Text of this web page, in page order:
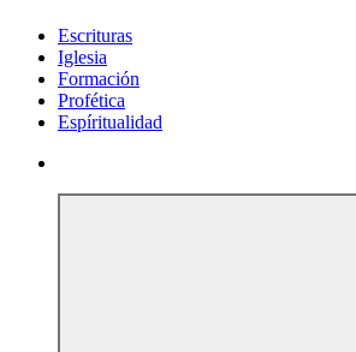
Escrituras
Iglesia
Formación
Profética
Espíritualidad